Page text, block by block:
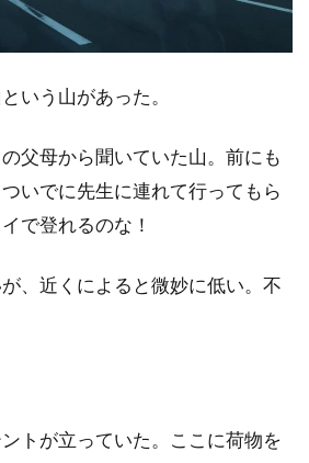
いう山があった。
父母から聞いていた山。前にも
いでに先生に連れて行ってもら
で登れるのな！
、近くによると微妙に低い。不
トが立っていた。ここに荷物を